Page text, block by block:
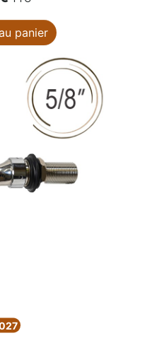
panier